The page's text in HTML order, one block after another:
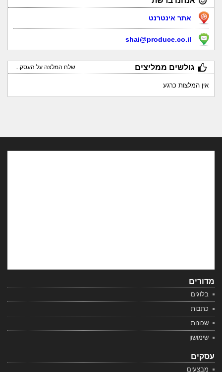
אתר אינטרנט
shai@produce.co.il
גולשים ממליצים שלח המלצה על העסק...
אין המלצות כרגע
מדורים
בלוגים
כתבות
שכונות
שימושון
עסקים
מבצעים